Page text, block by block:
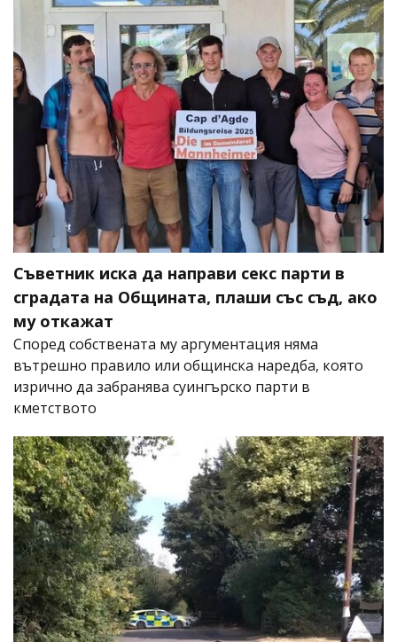
Съветник иска да направи секс парти в
сградата на Общината, плаши със съд, ако
му откажат
Според собствената му аргументация няма
вътрешно правило или общинска наредба, която
изрично да забранява суингърско парти в
кметството